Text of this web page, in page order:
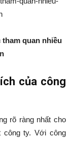
quan nhiều
của công
rõ ràng nhất cho
công ty. Với công